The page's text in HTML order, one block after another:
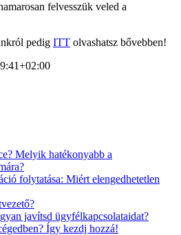
felvesszük veled a
pedig ITT olvashatsz bővebben!
Melyik hatékonyabb a
folytatása: Miért elengedhetetlen
javítsd ügyfélkapcsolataidat?
Így kezdj hozzá!